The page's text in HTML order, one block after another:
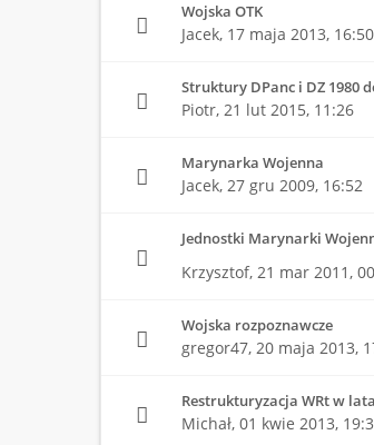
Wojska OTK
Jacek, 17 maja 2013, 16:50
Struktury DPanc i DZ 1980
Piotr, 21 lut 2015, 11:26
Marynarka Wojenna
Jacek, 27 gru 2009, 16:52
Jednostki Marynarki
Krzysztof, 21 mar 2011,
Wojska rozpoznawcze
gregor47, 20 maja 2013,
Restrukturyzacja WRt w
Michał, 01 kwie 2013,